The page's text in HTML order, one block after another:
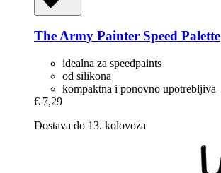
The Army Painter Speed Palette
idealna za speedpaints
od silikona
kompaktna i ponovno upotrebljiva
€ 7,29
Dostava do 13. kolovoza